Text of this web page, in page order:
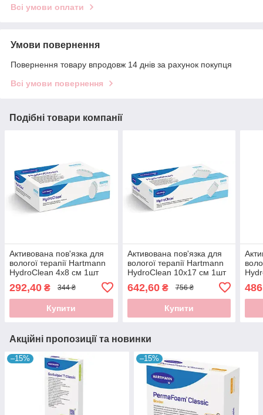
Всі умови оплати
Умови повернення
Повернення товару впродовж 14 днів за рахунок покупця
Всі умови повернення
Подібні товари компанії
Активована пов'язка для
вологої терапії Hartmann
HydroClean 4x8 см 1шт
292,40 ₴ 344 ₴
Купити
Активована пов'язка для
вологої терапії Hartmann
HydroClean 10x17 см 1шт
642,60₴ 756 ₴
Купити
Акційні пропозиції та новинки
–15% –15%